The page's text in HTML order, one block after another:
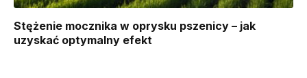
Stężenie mocznika w oprysku pszenicy – jak
uzyskać optymalny efekt